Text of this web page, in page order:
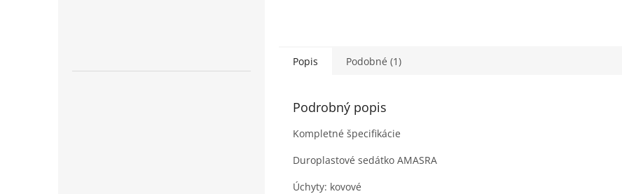
Popis Podobné (1)
Podrobný popis
Kompletné špecifikácie
Duroplastové sedátko AMASRA
Úchyty: kovové